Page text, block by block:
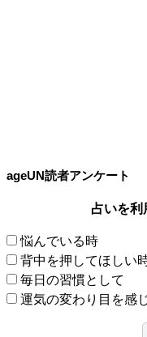
ageUN読者アンケート
占いを利
悩んでいる時
背中を押してほしい
毎日の習慣として
運気の変わり目を感